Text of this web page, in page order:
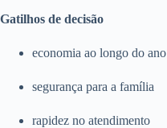
Gatilhos de decisão
economia ao longo do ano
segurança para a família
rapidez no atendimento